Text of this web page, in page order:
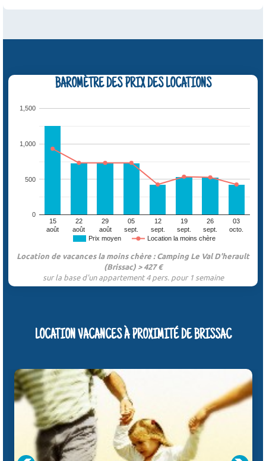
BAROMÈTRE DES PRIX DES LOCATIONS
Prix moyen Location la moins chère
15
août
22
août
29
août
05
sept.
12
sept.
19
sept.
26
sept.
03
octo.
0
500
1,000
1,500
Location de vacances la moins chère : Camping Le Val D'herault
(Brissac) > 427 €
sur la base d'un appartement 4 pers. pour 1 semaine
LOCATION VACANCES À PROXIMITÉ DE BRISSAC